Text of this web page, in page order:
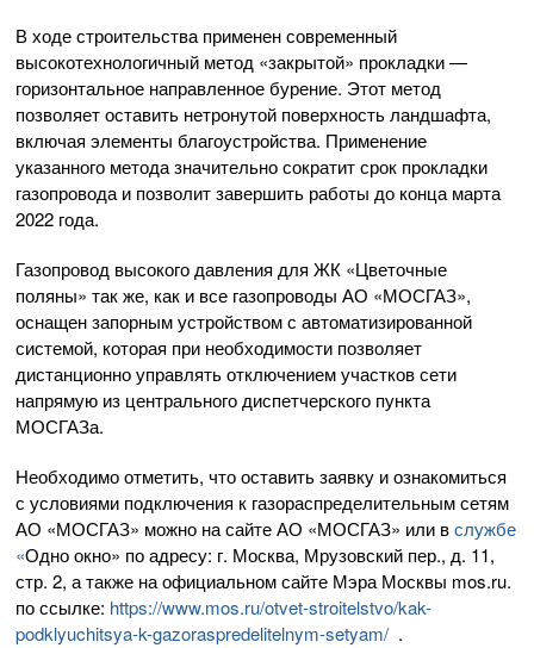
В ходе строительства применен современный
высокотехнологичный метод «закрытой» прокладки —
горизонтальное направленное бурение. Этот метод
позволяет оставить нетронутой поверхность ландшафта,
включая элементы благоустройства. Применение
указанного метода значительно сократит срок прокладки
газопровода и позволит завершить работы до конца марта
2022 года.
Газопровод высокого давления для ЖК «Цветочные
поляны» так же, как и все газопроводы АО «МОСГАЗ»,
оснащен запорным устройством с автоматизированной
системой, которая при необходимости позволяет
дистанционно управлять отключением участков сети
напрямую из центрального диспетчерского пункта
МОСГАЗа.
Необходимо отметить, что оставить заявку и ознакомиться
с условиями подключения к газораспределительным сетям
АО «МОСГАЗ» можно на сайте АО «МОСГАЗ» или вслужбе
«Одно окно» по адресу: г. Москва, Мрузовский пер., д. 11,
стр. 2, а также на официальном сайте Мэра Москвы mos.ru.
по ссылке: https://www.mos.ru/otvet-stroitelstvo/kak-
podklyuchitsya-k-gazoraspredelitelnym-setyam/ .